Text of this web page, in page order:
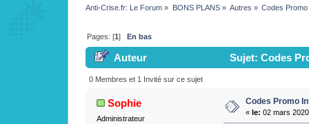
Anti-Crise.fr: Le Forum » BONS PLANS» Autres » Codes Promo
Pages: [1]En bas
Auteur Sujet: Codes
0 Membres et 1 Invité sur ce sujet
Sophie
Administrateur
Codes Promo
« le: 02 mars